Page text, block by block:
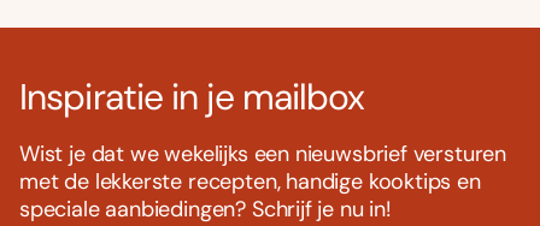
Inspiratie in je mailbox
Wist je dat we wekelijks een nieuwsbrief versturen
met de lekkerste recepten, handige kooktips en
speciale aanbiedingen? Schrijf je nu in!